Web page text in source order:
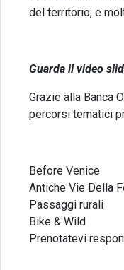
del territorio, e
Guarda il video
Grazie alla Banca
percorsi tematici
Before Venice
Antiche Vie Della
Passaggi rurali
Bike & Wild
Prenotatevi